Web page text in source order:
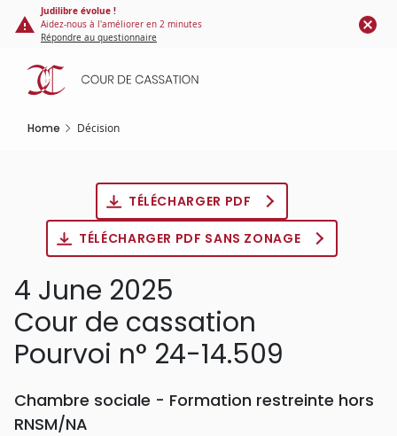
Cookies management panel
content
Judilibre évolue !
Aidez-nous à l'améliorer en 2 minutes
Répondre au questionnaire
Home Décision
TÉLÉCHARGER PDF
TÉLÉCHARGER PDF SANS ZONAGE
4 June 2025
Cour de cassation
Pourvoi n° 24-14.509
Chambre sociale - Formation restreinte hors
RNSM/NA